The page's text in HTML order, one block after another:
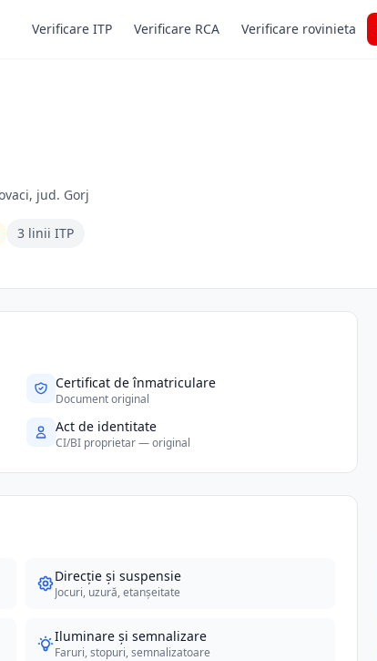
Verificare ITP Verificare RCA Verificare rovinieta
jud. Gorj
3 linii ITP
Certificat de înmatriculare
Document original
Act de identitate
CI/BI proprietar — original
Direcție și suspensie
Jocuri, uzură, etanșeitate
Iluminare și semnalizare
Faruri, stopuri, semnalizatoare